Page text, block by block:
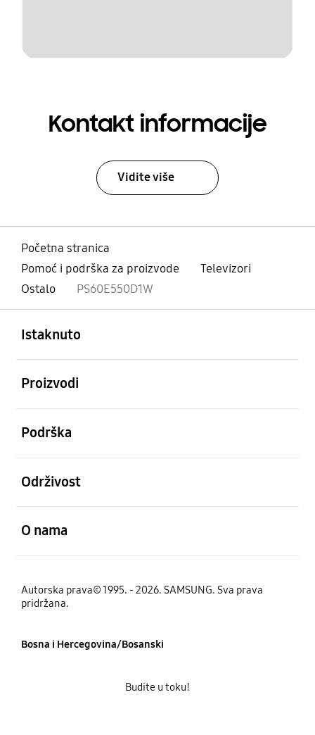
Kontakt informacije
Vidite više
Početna stranica
Pomoć i podrška za proizvode
Televizori
Ostalo
PS60E550D1W
Istaknuto
Proizvodi
Podrška
Održivost
O nama
Autorska prava© 1995. - 2026. SAMSUNG. Sva prava
pridržana.
Bosna i Hercegovina/Bosanski
Budite u toku!